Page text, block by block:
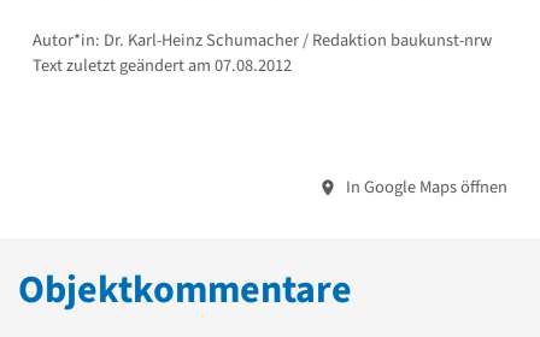
Autor*in: Dr. Karl-Heinz Schumacher / Redaktion baukunst-nrw
Text zuletzt geändert am 07.08.2012
In Google Maps öffnen
Objektkommentare